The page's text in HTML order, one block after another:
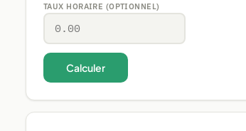
TAUX HORAIRE (OPTIONNEL)
Calculer